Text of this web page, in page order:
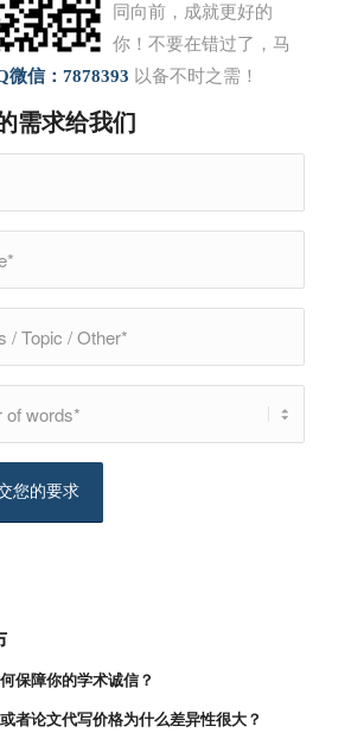
同向前，成就更好的
你！不要在错过了，马
微信：7878393 以备不时之需！
需求给我们
保障你的学术诚信？
者论文代写价格为什么差异性很大？